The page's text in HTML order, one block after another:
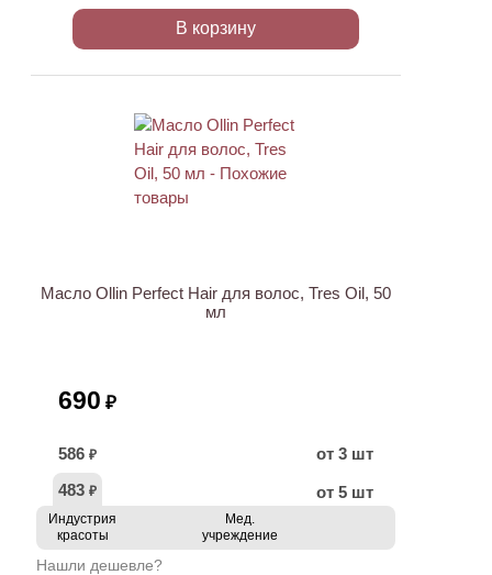
В корзину
Масло Ollin Perfect Hair для волос, Tres Oil, 50
мл
690 ₽
586 ₽
от 3 шт
483 ₽ от 5 шт
Индустрия
красоты
Мед.
учреждение
Нашли дешевле?